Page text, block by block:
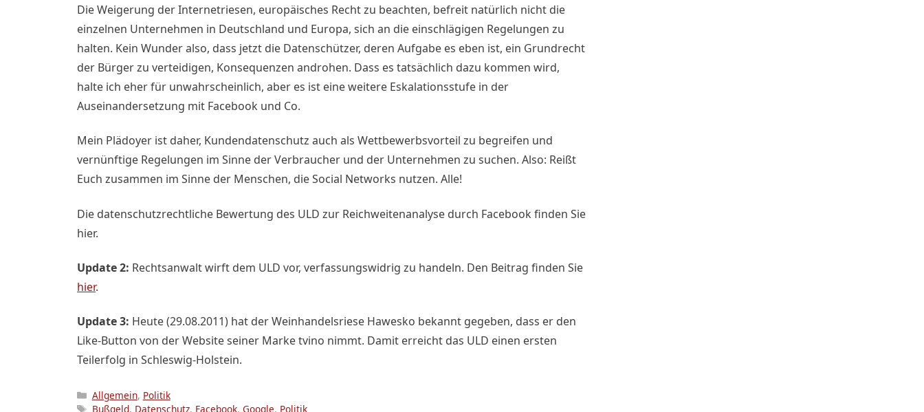
Die Weigerung der Internetriesen, europäisches Recht zu beachten, befreit natürlich nicht die
einzelnen Unternehmen in Deutschland und Europa, sich an die einschlägigen Regelungen zu
halten. Kein Wunder also, dass jetzt die Datenschützer, deren Aufgabe es eben ist, ein Grundrecht
der Bürger zu verteidigen, Konsequenzen androhen. Dass es tatsächlich dazu kommen wird,
halte ich eher für unwahrscheinlich, aber es ist eine weitere Eskalationsstufe in der
Auseinandersetzung mit Facebook und Co.
Mein Plädoyer ist daher, Kundendatenschutz auch als Wettbewerbsvorteil zu begreifen und
vernünftige Regelungen im Sinne der Verbraucher und der Unternehmen zu suchen. Also: Reißt
Euch zusammen im Sinne der Menschen, die Social Networks nutzen. Alle!
Die datenschutzrechtliche Bewertung des ULD zur Reichweitenanalyse durch Facebook finden Sie
hier.
Update 2: Rechtsanwalt wirft dem ULD vor, verfassungswidrig zu handeln. Den Beitrag finden Sie
hier.
Update 3: Heute (29.08.2011) hat der Weinhandelsriese Hawesko bekannt gegeben, dass er den
Like-Button von der Website seiner Marke tvino nimmt. Damit erreicht das ULD einen ersten
Teilerfolg in Schleswig-Holstein.
Kategorien
Allgemein, Politik
Schlagwörter
Bußgeld, Datenschutz, Facebook, Google, Politik